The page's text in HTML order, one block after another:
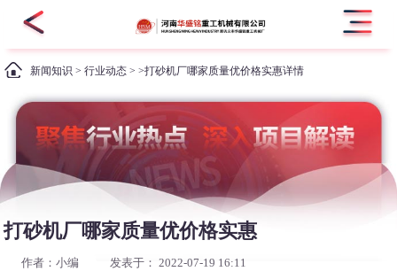
新闻知识 >行业动态 > >打砂机厂哪家质量优价格实惠详情
打砂机厂哪家质量优价格实惠
作者：小编 发表于： 2022-07-19 16:11